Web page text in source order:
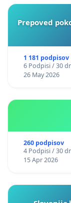
Prepoved
1 181 podpisov
6 Podpisi / 30
26 May 2026
260 podpisov
4 Podpisi / 30
15 Apr 2026